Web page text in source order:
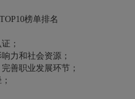
榜单排名
；
力和社会资源；
善职业发展环节；